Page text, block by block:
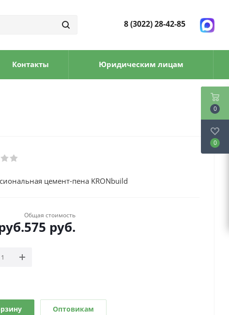
8 (3022) 28-42-85
Контакты Юридическим лицам
цемент-пена KRONbuild
Общая стоимость
575 руб.
Оптовикам
0
0